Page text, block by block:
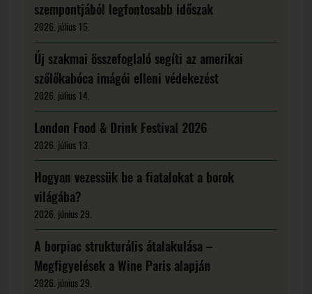
szempontjából legfontosabb időszak
2026. július 15.
Új szakmai összefoglaló segíti az amerikai
szőlőkabóca imágói elleni védekezést
2026. július 14.
London Food & Drink Festival 2026
2026. július 13.
Hogyan vezessük be a fiatalokat a borok
világába?
2026. június 29.
A borpiac strukturális átalakulása –
Megfigyelések a Wine Paris alapján
2026. június 29.